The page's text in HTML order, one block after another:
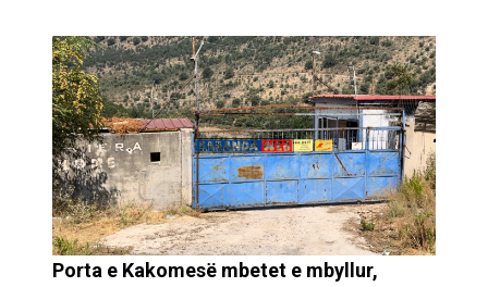
Porta e Kakomesë mbetet e mbyllur,